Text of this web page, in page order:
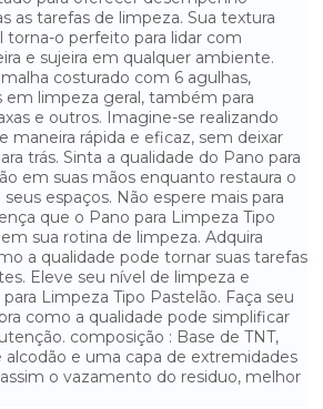
as tarefas de limpeza. Sua textura
torna-o perfeito para lidar com
e sujeira em qualquer ambiente.
costurado com 6 agulhas,
limpeza geral, também para
e outros. Imagine-se realizando
maneira rápida e eficaz, sem deixar
trás. Sinta a qualidade do Pano para
em suas mãos enquanto restaura o
espaços. Não espere mais para
que o Pano para Limpeza Tipo
sua rotina de limpeza. Adquira
a qualidade pode tornar suas tarefas
Eleve seu nível de limpeza e
Limpeza Tipo Pastelão. Faça seu
como a qualidade pode simplificar
composição : Base de TNT,
alcodão e uma capa de extremidades
o vazamento do residuo, melhor